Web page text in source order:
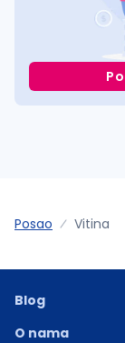
Posao Vitina
Blog
O nama